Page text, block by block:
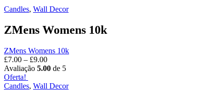
Candles, Wall Decor
ZMens Womens 10k
ZMens Womens 10k
£7.00 – £9.00
Avaliação 5.00 de 5
Oferta!
Candles, Wall Decor